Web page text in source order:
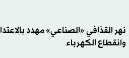
نهر القذافي «الصناعي» مهدد
وانقطاع الكهرباء